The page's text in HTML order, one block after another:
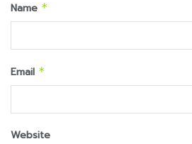
Name *
Email *
Website